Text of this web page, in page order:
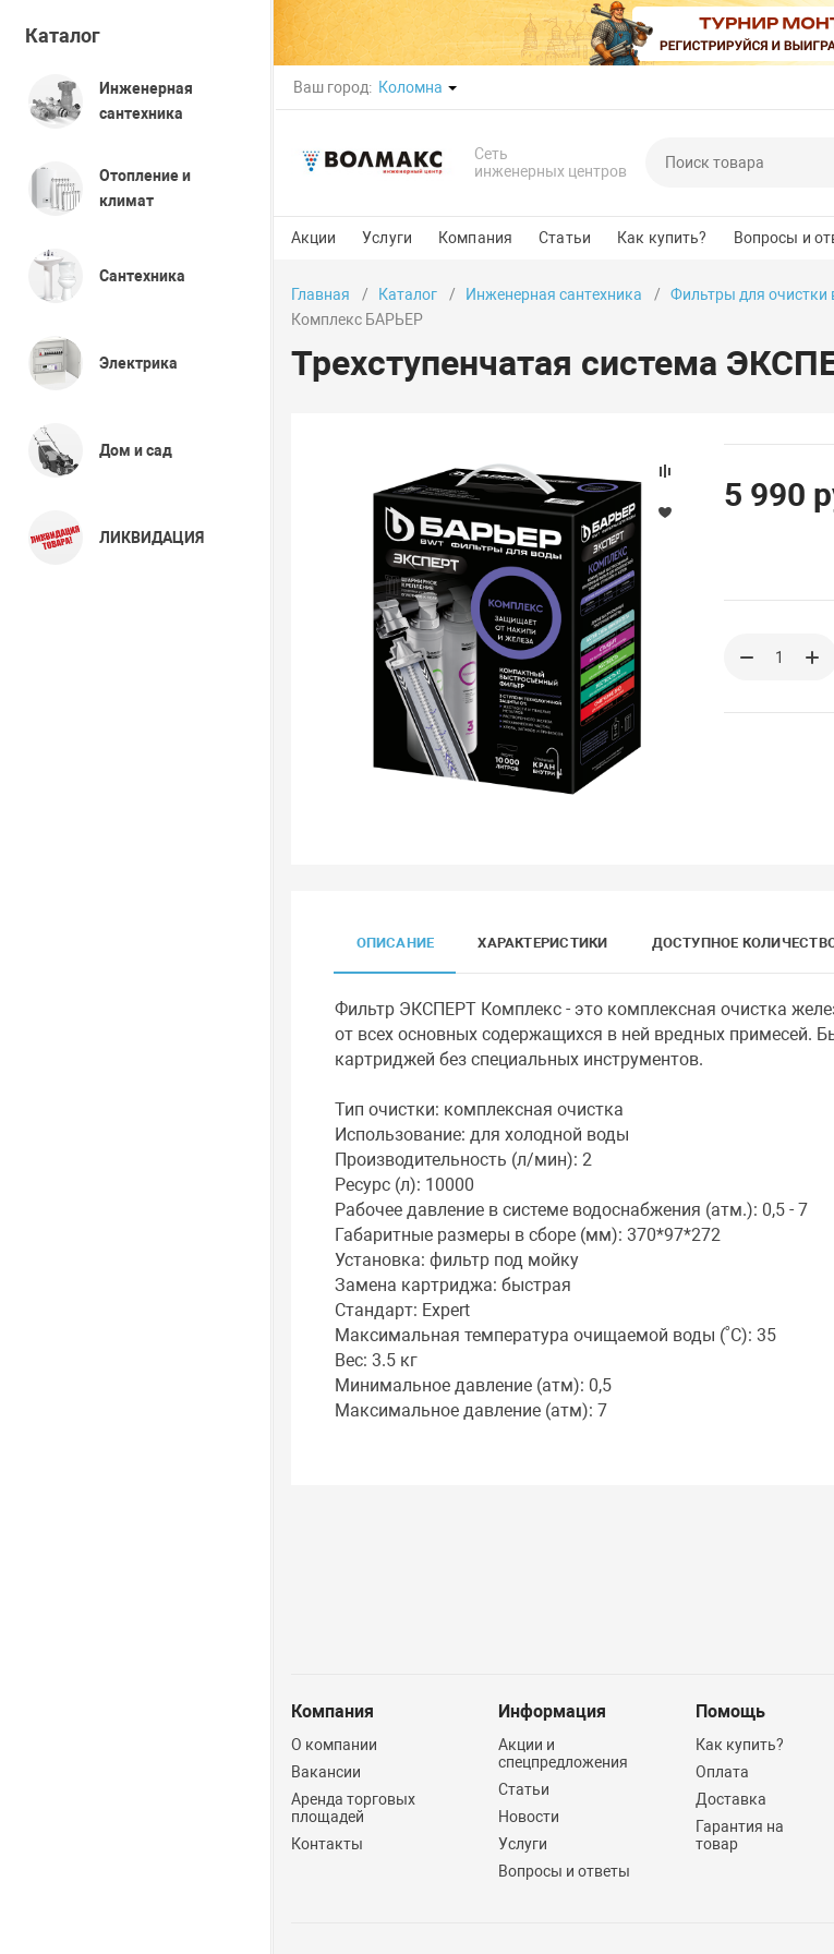
Ваш город: Коломна
Сеть
инженерных центров
Акции Услуги Компания Статьи Как купить? Вопросы и
Каталог
Инженерная
сантехника
Отопление и
климат
Сантехника
Электрика
Дом и сад
ЛИКВИДАЦИЯ
Главная Каталог Инженерная сантехника Фильтры для очистки
Комплекс БАРЬЕР
Трехступенчатая система
5 990
ОПИСАНИЕ ХАРАКТЕРИСТИКИ ДОСТУПНОЕ
Фильтр ЭКСПЕРТ Комплекс - это комплексная очистка
от всех основных содержащихся в ней вредных примесей.
картриджей без специальных инструментов.
Тип очистки: комплексная очистка
Использование: для холодной воды
Производительность (л/мин): 2
Ресурс (л): 10000
Рабочее давление в системе водоснабжения (атм.): 0,5 - 7
Габаритные размеры в сборе (мм): 370*97*272
Установка: фильтр под мойку
Замена картриджа: быстрая
Стандарт: Expert
Максимальная температура очищаемой воды (˚С): 35
Вес: 3.5 кг
Минимальное давление (атм): 0,5
Максимальное давление (атм): 7
Компания
О компании
Вакансии
Аренда торговых
площадей
Контакты
Информация
Акции и
спецпредложения
Статьи
Новости
Услуги
Вопросы и ответы
Помощь
Как купить?
Оплата
Доставка
Гарантия на
товар